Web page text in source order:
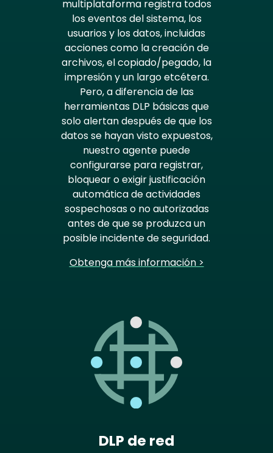
multiplataforma registra todos
los eventos del sistema, los
usuarios y los datos, incluidas
acciones como la creación de
archivos, el copiado/pegado, la
impresión y un largo etcétera.
Pero, a diferencia de las
herramientas DLP básicas que
solo alertan después de que los
datos se hayan visto expuestos,
nuestro agente puede
configurarse para registrar,
bloquear o exigir justificación
automática de actividades
sospechosas o no autorizadas
antes de que se produzca un
posible incidente de seguridad.
Obtenga más información >
DLP de red